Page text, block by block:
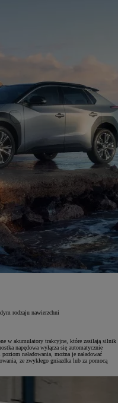
rodzaju nawierzchni
w akumulatory trakcyjne, które zasilają silnik
napędowa wyłącza się automatycznie
naładowania, można je naładować
ze zwykłego gniazdka lub za pomocą